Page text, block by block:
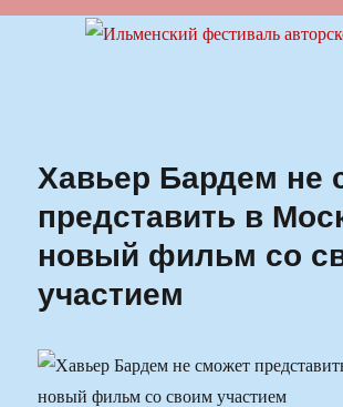
Ильменский фестиваль
Хавьер Бардем не
представить в
новый фильм со
участием